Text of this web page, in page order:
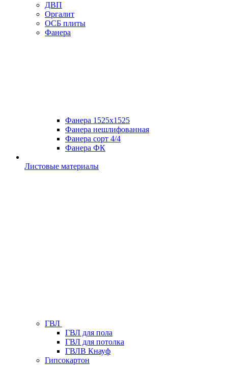
ДВП
Оргалит
ОСБ плиты
Фанера
Фанера 1525х1525
Фанера нешлифованная
Фанера сорт 4/4
Фанера ФК
Листовые материалы
ГВЛ
ГВЛ для пола
ГВЛ для потолка
ГВЛВ Кнауф
Гипсокартон